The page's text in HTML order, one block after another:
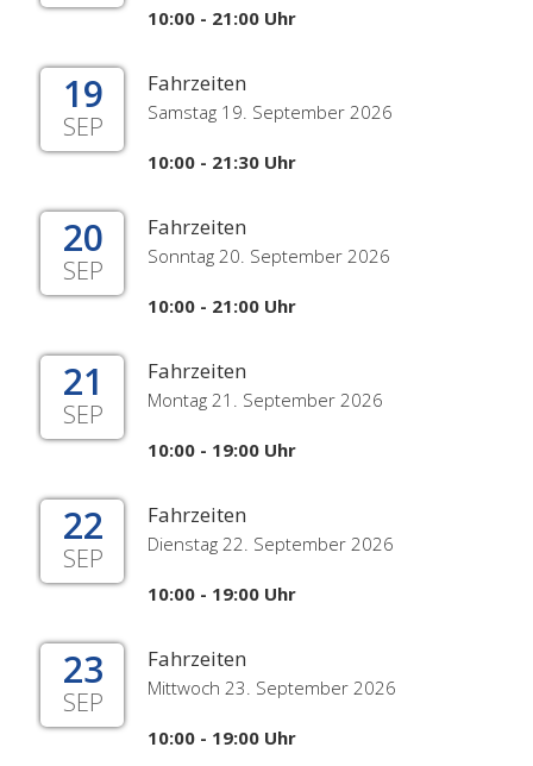
10:00 - 21:00 Uhr
19
SEP
Fahrzeiten
Samstag 19. September 2026
10:00 - 21:30 Uhr
20
SEP
Fahrzeiten
Sonntag 20. September 2026
10:00 - 21:00 Uhr
21
SEP
Fahrzeiten
Montag 21. September 2026
10:00 - 19:00 Uhr
22
SEP
Fahrzeiten
Dienstag 22. September 2026
10:00 - 19:00 Uhr
23
SEP
Fahrzeiten
Mittwoch 23. September 2026
10:00 - 19:00 Uhr